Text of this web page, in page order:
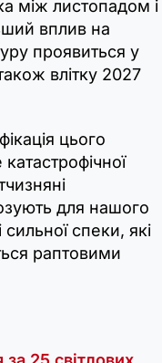
між листопадом і
вплив на
проявиться у
влітку 2027
цього
для нашого
сильної спеки, які
раптовими